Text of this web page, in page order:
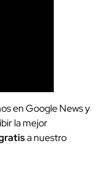
en Google News y
la mejor
a nuestro